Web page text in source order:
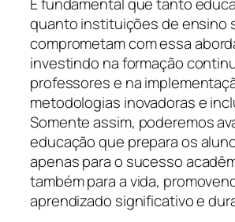
quanto instituições de ensino
comprometam com essa
investindo na formação
professores e na
metodologias inovadoras e
Somente assim, poderemos
educação que prepara os
apenas para o sucesso
também para a vida,
aprendizado significativo e